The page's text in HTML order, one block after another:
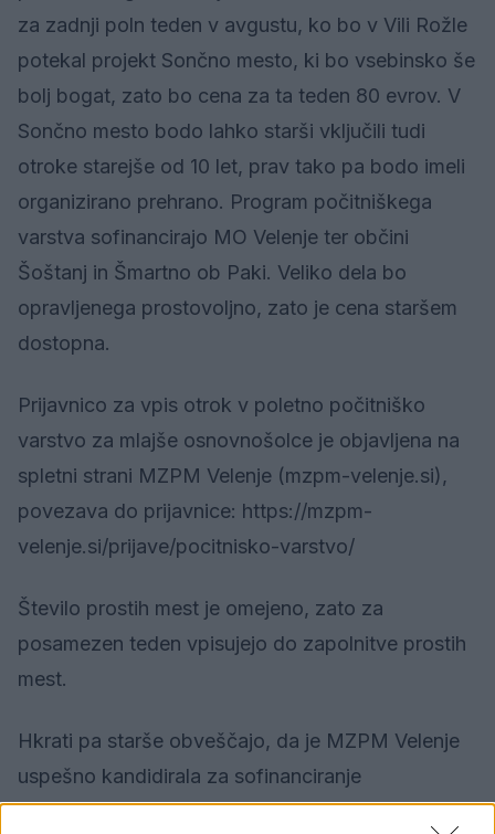
za zadnji poln teden v avgustu, ko bo v Vili Rožle
potekal projekt Sončno mesto, ki bo vsebinsko še
bolj bogat, zato bo cena za ta teden 80 evrov. V
Sončno mesto bodo lahko starši vključili tudi
otroke starejše od 10 let, prav tako pa bodo imeli
organizirano prehrano. Program počitniškega
varstva sofinancirajo MO Velenje ter občini
Šoštanj in Šmartno ob Paki. Veliko dela bo
opravljenega prostovoljno, zato je cena staršem
dostopna.
Prijavnico za vpis otrok v poletno počitniško
varstvo za mlajše osnovnošolce je objavljena na
spletni strani MZPM Velenje (mzpm-velenje.si),
povezava do prijavnice: https://mzpm-
velenje.si/prijave/pocitnisko-varstvo/
Število prostih mest je omejeno, zato za
posamezen teden vpisujejo do zapolnitve prostih
mest.
Hkrati pa starše obveščajo, da je MZPM Velenje
uspešno kandidirala za sofinanciranje
zdravstvenih letovanj na morju. Vpis na letovanji